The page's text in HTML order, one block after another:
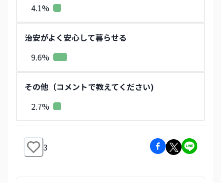
4.1%
治安がよく安心して暮らせる
9.6%
その他（コメントで教えてください)
2.7%
3